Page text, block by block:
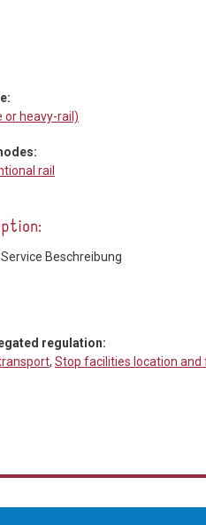
or heavy-rail)
rail
Beschreibung
regulation:
, Stop facilities location and